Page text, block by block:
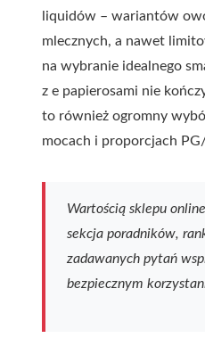
liquidów – wariantów
mlecznych, a nawet
na wybranie idealnego
z e papierosami nie
to również ogromny
mocach i proporcjach
Wartością sklepu
sekcja poradników,
zadawanych pytań
bezpiecznym